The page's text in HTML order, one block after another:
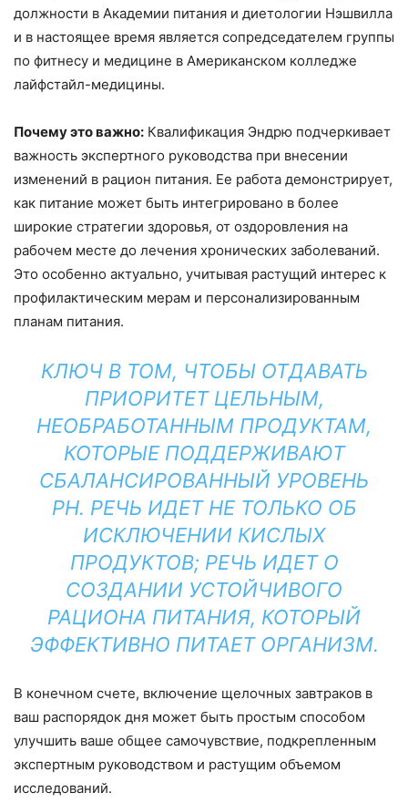
должности в Академии питания и диетологии Нэшвилла
и в настоящее время является сопредседателем группы
по фитнесу и медицине в Американском колледже
лайфстайл-медицины.
Почему это важно: Квалификация Эндрю подчеркивает
важность экспертного руководства при внесении
изменений в рацион питания. Ее работа демонстрирует,
как питание может быть интегрировано в более
широкие стратегии здоровья, от оздоровления на
рабочем месте до лечения хронических заболеваний.
Это особенно актуально, учитывая растущий интерес к
профилактическим мерам и персонализированным
планам питания.
КЛЮЧ В ТОМ, ЧТОБЫ ОТДАВАТЬ
ПРИОРИТЕТ ЦЕЛЬНЫМ,
НЕОБРАБОТАННЫМ ПРОДУКТАМ,
КОТОРЫЕ ПОДДЕРЖИВАЮТ
СБАЛАНСИРОВАННЫЙ УРОВЕНЬ
PH. РЕЧЬ ИДЕТ НЕ ТОЛЬКО ОБ
ИСКЛЮЧЕНИИ КИСЛЫХ
ПРОДУКТОВ; РЕЧЬ ИДЕТ О
СОЗДАНИИ УСТОЙЧИВОГО
РАЦИОНА ПИТАНИЯ, КОТОРЫЙ
ЭФФЕКТИВНО ПИТАЕТ ОРГАНИЗМ.
В конечном счете, включение щелочных завтраков в
ваш распорядок дня может быть простым способом
улучшить ваше общее самочувствие, подкрепленным
экспертным руководством и растущим объемом
исследований.